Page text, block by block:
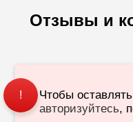
Отзывы и
!
Чтобы
авторизуйтесь,